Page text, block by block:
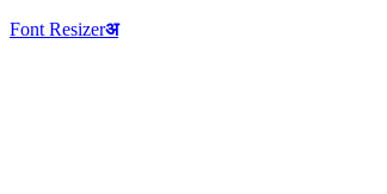
Font Resizerअ